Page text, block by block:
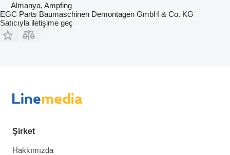
Almanya, Ampfing
EGC Parts Baumaschinen Demontagen GmbH & Co. KG
Satıcıyla iletişime geç
Şirket
Hakkımızda